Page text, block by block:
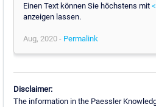
Einen Text können Sie höchstens mit
anzeigen lassen.
Aug, 2020 - Permalink
Disclaimer:
The information in the Paessler